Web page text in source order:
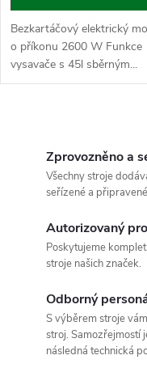
u
k
u
k
Bezkartáčový elektrický
o příkonu 2600 W Funkce
vysavače s 45l sběrným...
Zprovozněno a
Všechny stroje
seřízené a
Autorizovaný
Poskytujeme
stroje našich značek.
Odborný
S výběrem stroje
stroj. Samozřejmostí
následná technická